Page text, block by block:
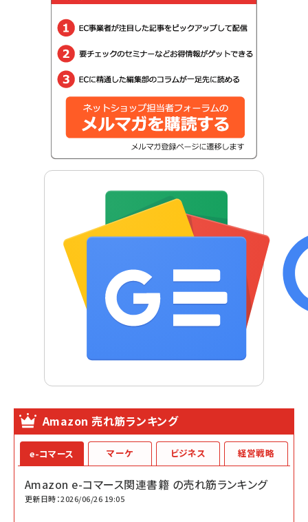
Amazon 売れ筋ランキング
e-コマース
Amazon e-コマース関連書籍 の売れ筋ランキング
更新日時：2026/06/26 19:05
マーケ ビジネス 経営戦略